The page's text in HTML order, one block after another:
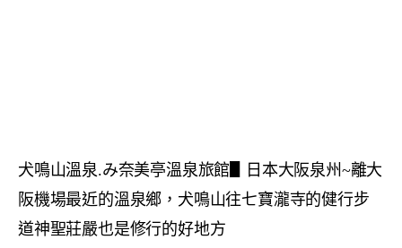
犬鳴山溫泉.み奈美亭溫泉旅館▋日本大阪泉州~離大
阪機場最近的溫泉鄉，犬鳴山往七寶瀧寺的健行步
道神聖莊嚴也是修行的好地方